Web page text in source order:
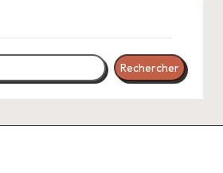
Rechercher